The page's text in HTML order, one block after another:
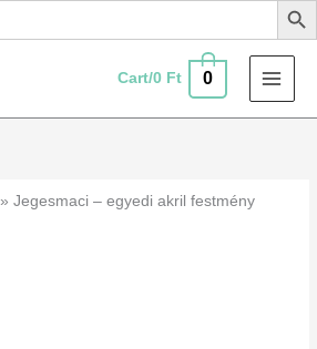
Cart/0 Ft 0
»Jegesmaci – egyedi akril festmény